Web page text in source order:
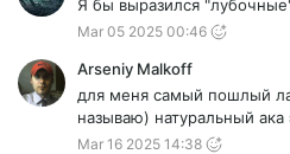
Я бы выразился
Mar 05 2025 00:46
Arseniy Malkoff
для меня самый пошлый
называю) натуральный ака
Mar 16 2025 14:38